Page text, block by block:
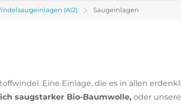
(AI2) Saugeinlagen
Eine Einlage, die es in allen
saugstarker Bio-Baumwolle, oder